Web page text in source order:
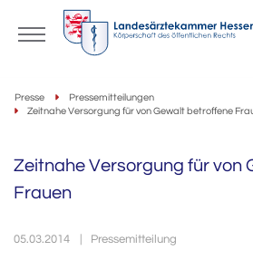
Presse
Pressemitteilungen
Zeitnahe Versorgung für von Gewalt betroffene
Zeitnahe Versorgung für von
Frauen
05.03.2014 Pressemitteilung